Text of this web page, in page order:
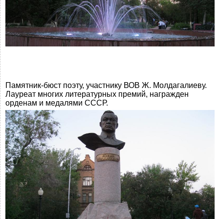
Памятник-бюст поэту, участнику ВОВ Ж. Молдагалиеву.
Лауреат многих литературных премий, награжден
орденам и медалями СССР.